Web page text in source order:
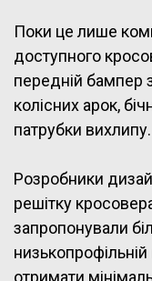
Поки це лише
доступного
передній бампер
колісних арок,
патрубки вихлипу.
Розробники
решітку
запропонували
отримати